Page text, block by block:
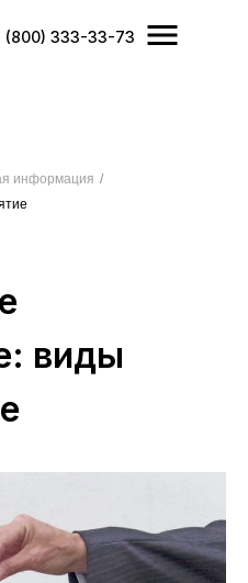
(800) 333-33-73
информация /
виды